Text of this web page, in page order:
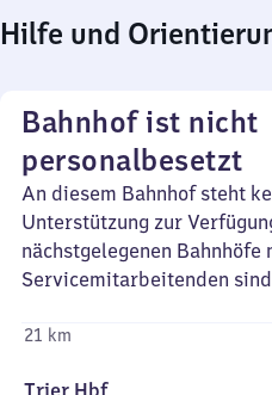
Hilfe und
Bahnhof ist nicht
personalbesetzt
An diesem Bahnhof steht
Unterstützung zur
nächstgelegenen Bahnhöfe
Servicemitarbeitenden
21 km
Trier Hbf